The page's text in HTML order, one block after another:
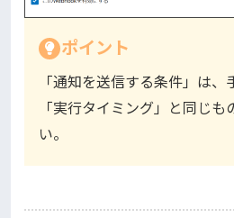
ポイント
「通知を送信する条件」は
「実行タイミング」と同じ
い。